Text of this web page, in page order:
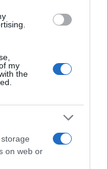
my
the
on web or